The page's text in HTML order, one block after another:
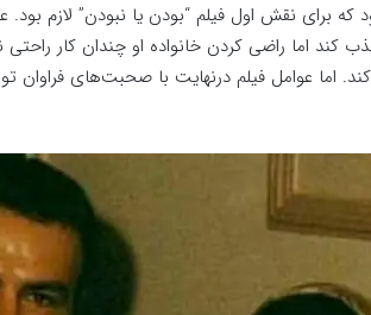
که برای نقش اول فیلم “بودن یا نبودن” لازم
کند اما راضی کردن خانواده او چندان کار
اما عوامل فیلم درنهایت با صحبت‌های فراوان